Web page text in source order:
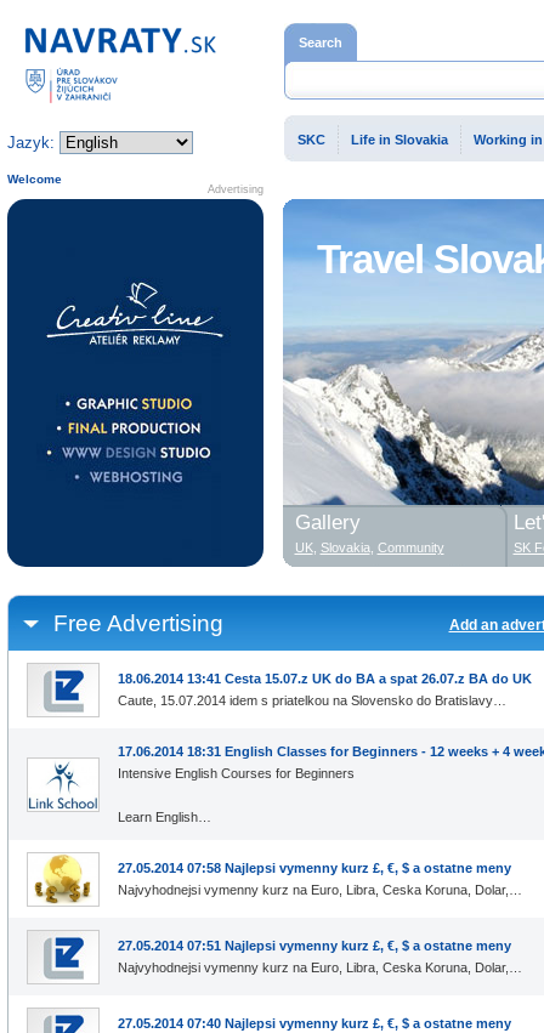
Travel
Free Advertising Add an
18.06.2014 13:41 Cesta 15.07.z UK do BA a spat 26.07.z BA do UK
Caute, 15.07.2014 idem s priatelkou na Slovensko do Bratislavy…
17.06.2014 18:31 English Classes for Beginners - 12 weeks + 4
Intensive English Courses for Beginners
Learn English…
27.05.2014 07:58 Najlepsi vymenny kurz £, €, $ a ostatne meny
Najvyhodnejsi vymenny kurz na Euro, Libra, Ceska Koruna, Dolar,…
27.05.2014 07:51 Najlepsi vymenny kurz £, €, $ a ostatne meny
Najvyhodnejsi vymenny kurz na Euro, Libra, Ceska Koruna, Dolar,…
27.05.2014 07:40 Najlepsi vymenny kurz £, €, $ a ostatne meny
Home page
Jazyk:
Search
SKC Life in Slovakia Working in
Advertising
Welcome
Gallery
UK, Slovakia Community SK